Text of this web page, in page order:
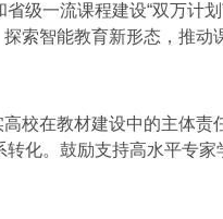
级一流课程建设“双万计
索智能教育新形态，推
在教材建设中的主体责
化。鼓励支持高水平专